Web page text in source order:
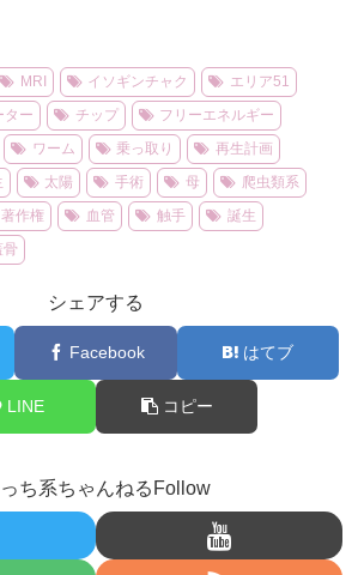
MRI イソギンチャク
エリア51
ター
チップ
フリーエネルギー
ワーム 乗っ取り
再生計画
太陽 手術 母
爬虫類系
著作権 血管 触手
誕生
骨
シェアする
Facebook はてブ
LINE コピー
ち系ちゃんねるFollow